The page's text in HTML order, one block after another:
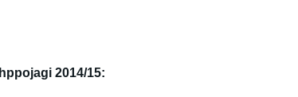
2014/15: